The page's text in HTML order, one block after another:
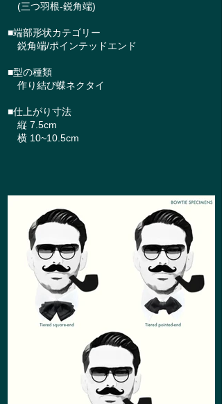
(三つ羽根-鋭角端)
■端部形状カテゴリー
鋭角端/ポインテッドエンド
■型の種類
作り結び蝶ネクタイ
■仕上がり寸法
縦 7.5cm
横 10~10.5cm